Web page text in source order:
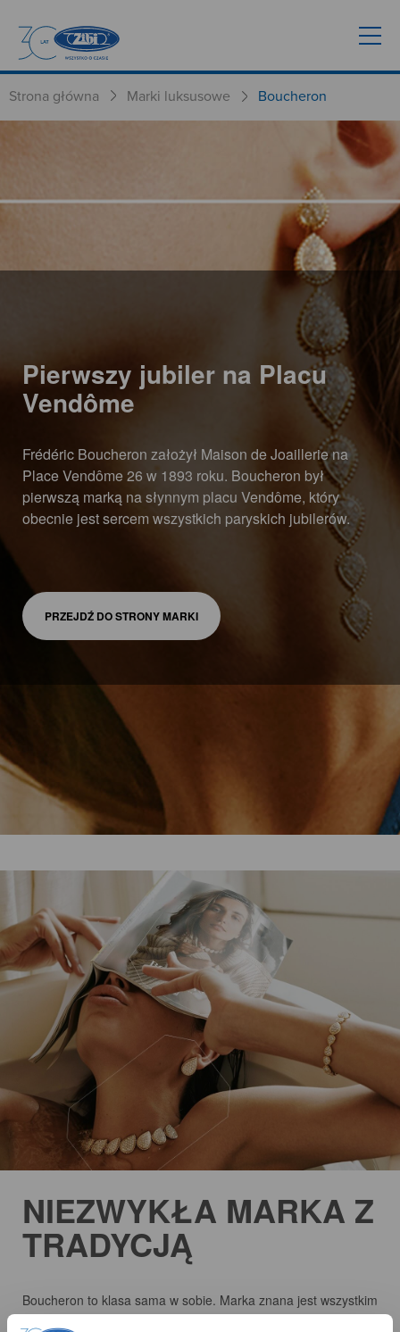
Strona główna Marki luksusowe Boucheron
Pierwszy jubiler na Placu
Vendôme
Frédéric Boucheron założył Maison de Joaillerie na
Place Vendôme 26 w 1893 roku. Boucheron był
pierwszą marką na słynnym placu Vendôme, który
obecnie jest sercem wszystkich paryskich jubilerów.
PRZEJDŹ DO STRONY MARKI
NIEZWYKŁA MARKA Z
TRADYCJĄ
Boucheron to klasa sama w sobie. Marka znana jest wszystkim